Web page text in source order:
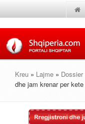
Kreu » Lajme » Dossier
dhe jam krenar per kete